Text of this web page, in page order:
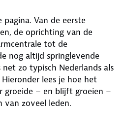
Van de eerste
de oprichting van de
tot de
nog altijd springlevende
net zo typisch Nederlands als
lees je hoe het
groeide – en blijft groeien –
zoveel leden.